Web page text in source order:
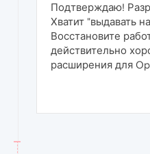
Подтверждаю!
Хватит "выдавать
Восстановите
действительно
расширения для